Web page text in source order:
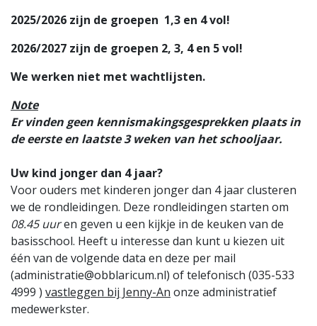
2025/2026 zijn de groepen 1,3 en 4 vol!
2026/2027 zijn de groepen 2, 3, 4 en 5 vol!
We werken niet met wachtlijsten.
Note
Er vinden geen kennismakingsgesprekken plaats in
de eerste en laatste 3 weken van het schooljaar.
Uw kind jonger dan 4 jaar?
Voor ouders met kinderen jonger dan 4 jaar clusteren
we de rondleidingen. Deze rondleidingen starten om
08.45 uuren geven u een kijkje in de keuken van de
basisschool. Heeft u interesse dan kunt u kiezen uit
één van de volgende data en deze per mail
(administratie@obblaricum.nl) of telefonisch (035-533
4999 ) vastleggen bij Jenny-An onze administratief
medewerkster.